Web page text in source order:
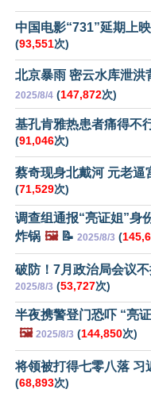
中国电影“731”延期上
(93,551次)
北京暴雨 密云水库泄洪
2025/8/4 (147,872次)
基孔肯雅热患者痛得不
(91,046次)
蔡奇现身北戴河 元老逼
(71,529次)
调查组通报“亮证姐”身
炸锅 🖼️📝 2025/8/3 (
破防！7月政治局会议
2025/8/3 (53,727次)
半夜携警登门恐吓 “亮
🖼️ 2025/8/3 (144,850次)
将领被打得七零八落 习
(68,893次)